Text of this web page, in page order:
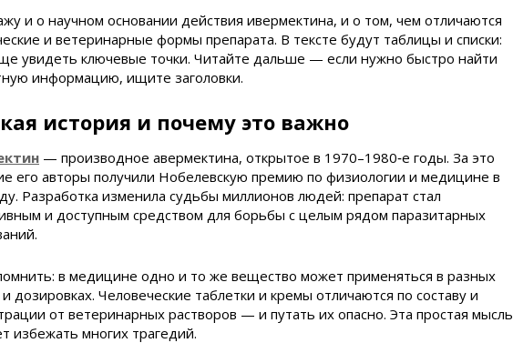
и о научном основании действия ивермектина, и о том, чем отличаются
и ветеринарные формы препарата. В тексте будут таблицы и списки:
увидеть ключевые точки. Читайте дальше — если нужно быстро найти
информацию, ищите заголовки.
история и почему это важно
— производное авермектина, открытое в 1970–1980‑е годы. За это
его авторы получили Нобелевскую премию по физиологии и медицине в
Разработка изменила судьбы миллионов людей: препарат стал
и доступным средством для борьбы с целым рядом паразитарных
в медицине одно и то же вещество может применяться в разных
дозировках. Человеческие таблетки и кремы отличаются по составу и
от ветеринарных растворов — и путать их опасно. Эта простая мысль
избежать многих трагедий.